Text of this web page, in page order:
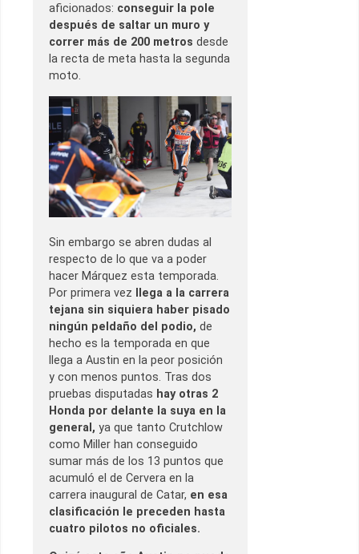
aficionados: conseguir la pole
después de saltar un muro y
correr más de 200 metros desde
la recta de meta hasta la segunda
moto.
Sin embargo se abren dudas al
respecto de lo que va a poder
hacer Márquez esta temporada.
Por primera vez
llega a la carrera
tejana sin siquiera haber pisado
ningún peldaño del podio, de
hecho es la temporada en que
llega a Austin en la peor posición
y con menos puntos. Tras dos
pruebas disputadas hay otras 2
Honda por delante la suya en la
general, ya que tanto Crutchlow
como Miller han conseguido
sumar más de los 13 puntos que
acumuló el de Cervera en la
carrera inaugural de Catar, en esa
clasificación le preceden hasta
cuatro pilotos no oficiales.